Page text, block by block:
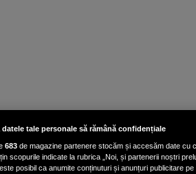
datele tale personale să rămână confidențiale
683 de magazine partenere stocăm și accesăm date cu
scopurile indicate la rubrica „Noi, și partenerii noștri
posibil ca anumite conținuturi și anunțuri publicitare